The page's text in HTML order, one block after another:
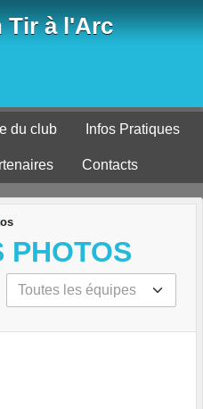
Tir à l'Arc
du club Infos Pratiques
Contacts
PHOTOS